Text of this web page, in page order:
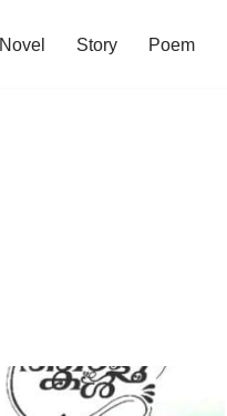
Novel Story Poem